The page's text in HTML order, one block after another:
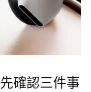
確認三件事